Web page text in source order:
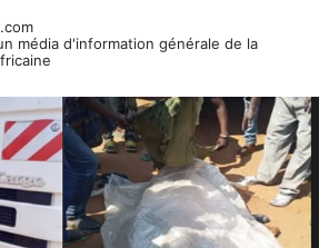
média d'information générale de la